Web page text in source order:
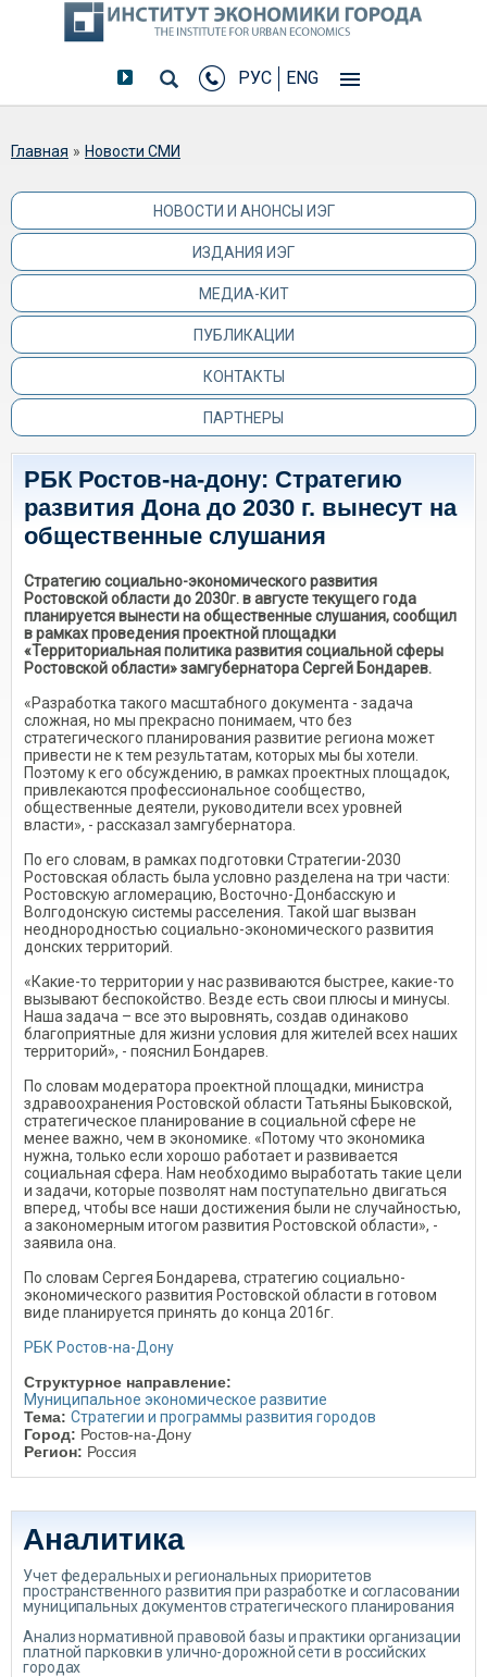
РУС ENG
Вы здесь
Главная » Новости СМИ
НОВОСТИ И АНОНСЫ ИЭГ
ИЗДАНИЯ ИЭГ
МЕДИА-КИТ
ПУБЛИКАЦИИ
КОНТАКТЫ
ПАРТНЕРЫ
РБК Ростов-на-дону: Стратегию
развития Дона до 2030 г. вынесут на
общественные слушания
Стратегию социально-экономического развития
Ростовской области до 2030г. в августе текущего года
планируется вынести на общественные слушания, сообщил
в рамках проведения проектной площадки
«Территориальная политика развития социальной сферы
Ростовской области» замгубернатора Сергей Бондарев.
«Разработка такого масштабного документа - задача
сложная, но мы прекрасно понимаем, что без
стратегического планирования развитие региона может
привести не к тем результатам, которых мы бы хотели.
Поэтому к его обсуждению, в рамках проектных площадок,
привлекаются профессиональное сообщество,
общественные деятели, руководители всех уровней
власти», - рассказал замгубернатора.
По его словам, в рамках подготовки Стратегии-2030
Ростовская область была условно разделена на три части:
Ростовскую агломерацию, Восточно-Донбасскую и
Волгодонскую системы расселения. Такой шаг вызван
неоднородностью социально-экономического развития
донских территорий.
«Какие-то территории у нас развиваются быстрее, какие-то
вызывают беспокойство. Везде есть свои плюсы и минусы.
Наша задача – все это выровнять, создав одинаково
благоприятные для жизни условия для жителей всех наших
территорий», - пояснил Бондарев.
По словам модератора проектной площадки, министра
здравоохранения Ростовской области Татьяны Быковской,
стратегическое планирование в социальной сфере не
менее важно, чем в экономике. «Потому что экономика
нужна, только если хорошо работает и развивается
социальная сфера. Нам необходимо выработать такие цели
и задачи, которые позволят нам поступательно двигаться
вперед, чтобы все наши достижения были не случайностью,
а закономерным итогом развития Ростовской области», -
заявила она.
По словам Сергея Бондарева, стратегию социально-
экономического развития Ростовской области в готовом
виде планируется принять до конца 2016г.
РБК Ростов-на-Дону
Структурное направление:
Муниципальное экономическое развитие
Тема: Стратегии и программы развития городов
Город: Ростов-на-Дону
Регион: Россия
Аналитика
Учет федеральных и региональных приоритетов
пространственного развития при разработке и согласовании
муниципальных документов стратегического планирования
Анализ нормативной правовой базы и практики организации
платной парковки в улично-дорожной сети в российских
городах